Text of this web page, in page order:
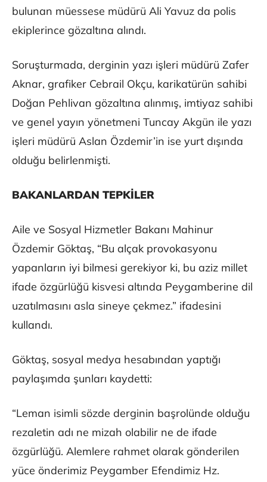
bulunan müessese müdürü Ali Yavuz da polis
ekiplerince gözaltına alındı.
Soruşturmada, derginin yazı işleri müdürü Zafer
Aknar, grafiker Cebrail Okçu, karikatürün sahibi
Doğan Pehlivan gözaltına alınmış, imtiyaz sahibi
ve genel yayın yönetmeni Tuncay Akgün ile yazı
işleri müdürü Aslan Özdemir’in ise yurt dışında
olduğu belirlenmişti.
BAKANLARDAN TEPKİLER
Aile ve Sosyal Hizmetler Bakanı Mahinur
Özdemir Göktaş, “Bu alçak provokasyonu
yapanların iyi bilmesi gerekiyor ki, bu aziz millet
ifade özgürlüğü kisvesi altında Peygamberine dil
uzatılmasını asla sineye çekmez.” ifadesini
kullandı.
Göktaş, sosyal medya hesabından yaptığı
paylaşımda şunları kaydetti:
“Leman isimli sözde derginin başrolünde olduğu
rezaletin adı ne mizah olabilir ne de ifade
özgürlüğü. Alemlere rahmet olarak gönderilen
yüce önderimiz Peygamber Efendimiz Hz.